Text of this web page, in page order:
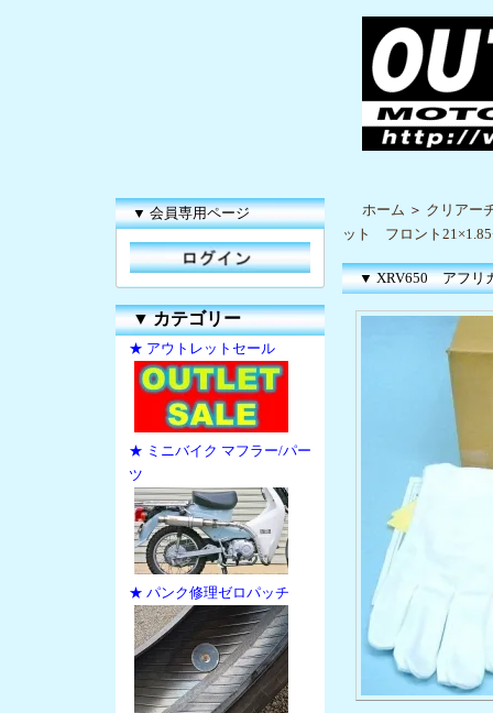
▼ 会員専用ページ
▼カテゴリー
★ アウトレットセール
★ ミニバイク マフラー/パー
ツ
★ パンク修理ゼロパッチ
ホーム ＞ クリアー
ット フロント
▼ XRV650 アフリ